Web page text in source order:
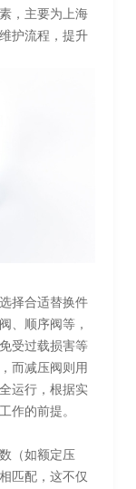
，主要为上海
护流程，提升
择合适替换件
、顺序阀等，
受过载损害等
而减压阀则用
运行，根据实
作的前提。
（如额定压
匹配，这不仅